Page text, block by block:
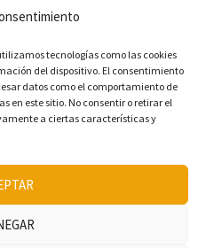
tecnologías como las cookies
del dispositivo. El consentimiento
datos como el comportamiento de
en este sitio. No consentir o retirar el
a ciertas características y
(UE)
Legal
privacidad